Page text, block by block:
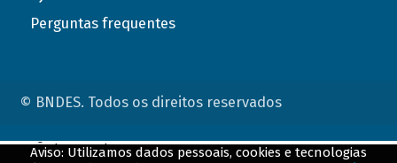
Perguntas frequentes
© BNDES. Todos os direitos reservados
Aviso: Utilizamos dados pessoais, cookies e tecnologias
ConteÃºdo complementar